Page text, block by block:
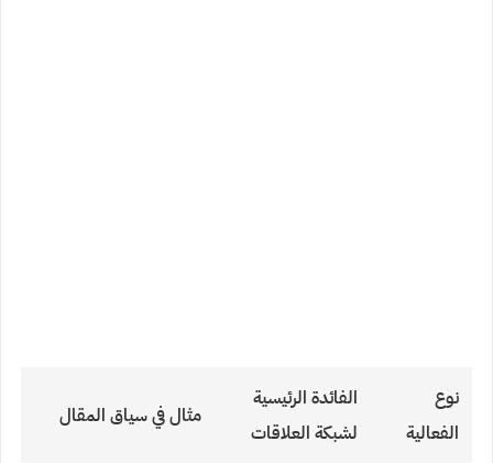
نوع
الفعالية
الفائدة الرئيسية
لشبكة العلاقات
مثال في سياق المقال